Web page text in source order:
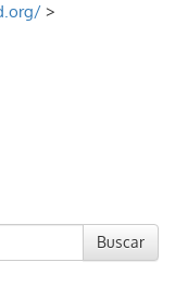
>
Buscar